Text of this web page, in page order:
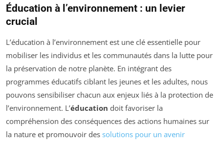
Éducation à l’environnement : un levier
crucial
L’éducation à l’environnement est une clé essentielle pour
mobiliser les individus et les communautés dans la lutte pour
la préservation de notre planète. En intégrant des
programmes éducatifs ciblant les jeunes et les adultes, nous
pouvons sensibiliser chacun aux enjeux liés à la protection de
l’environnement. L’éducation doit favoriser la
compréhension des conséquences des actions humaines sur
la nature et promouvoir des solutions pour un avenir